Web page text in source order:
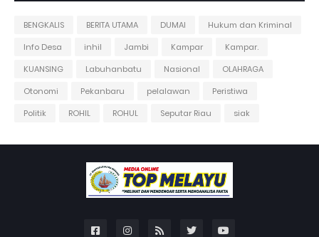
BENGKALIS BERITA UTAMA DUMAI
Hukum dan Kriminal
Info Desa
inhil Jambi Kampar
Kampar.
KUANSING
Labuhanbatu Nasional
OLAHRAGA
Otonomi
Pekanbaru pelalawan
Peristiwa
Politik
ROHIL ROHUL Seputar Riau siak